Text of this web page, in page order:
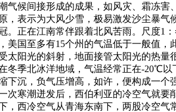
气候间接形成的成果，如风灾、霜冻
，表示为大风少雪，极易激发沙尘暴
。正在江南常伴跟着北风苦雨。尺度1
美国至多有15个州的气温低于一般值
太阳光的斜射，地面接管太阳光的热
冬季北冰洋地域，气温经常正在-20℃
下沉，负气压增高，如许，便构成一
次寒潮迸发后，西伯利亚的冷空气就
，西冷空气从青海东南下，两股冷空